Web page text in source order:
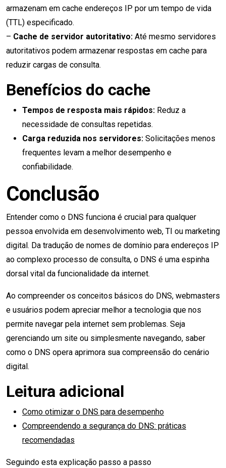
armazenam em cache endereços IP por um tempo de vida
(TTL) especificado.
– Cache de servidor autoritativo: Até mesmo servidores
autoritativos podem armazenar respostas em cache para
reduzir cargas de consulta.
Benefícios do cache
Tempos de resposta mais rápidos: Reduz a
necessidade de consultas repetidas.
Carga reduzida nos servidores: Solicitações menos
frequentes levam a melhor desempenho e
confiabilidade.
Conclusão
Entender como o DNS funciona é crucial para qualquer
pessoa envolvida em desenvolvimento web, TI ou marketing
digital. Da tradução de nomes de domínio para endereços IP
ao complexo processo de consulta, o DNS é uma espinha
dorsal vital da funcionalidade da internet.
Ao compreender os conceitos básicos do DNS, webmasters
e usuários podem apreciar melhor a tecnologia que nos
permite navegar pela internet sem problemas. Seja
gerenciando um site ou simplesmente navegando, saber
como o DNS opera aprimora sua compreensão do cenário
digital.
Leitura adicional
Como otimizar o DNS para desempenho
Compreendendo a segurança do DNS: práticas
recomendadas
Seguindo esta explicação passo a passo